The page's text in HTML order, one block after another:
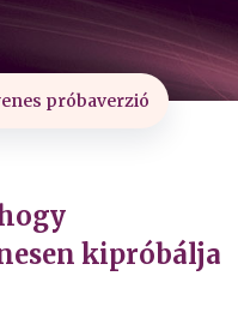
próbaverzió
kipróbálja